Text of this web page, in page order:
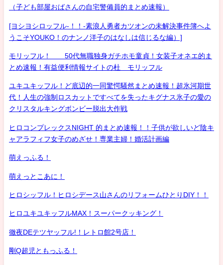
（子ども部屋おばさんの自宅警備員的まとめ速報）
[ヨシヨシロッフル-！！-素浪人勇者カツオンの未解決事件簿へよ
うこそYOUKO！のナンノ洋子のはなしは信じるな編）]
モリッフル！ 50代無職独身ガチホモ童貞！女装子オネエ的ま
とめ速報！有益便利情報サイトの杜 モリッフル
ユキユキッフル！ど底辺的一同驚愕騒然まとめ速報！超氷河期世
代！人生の強制ロスカットですべてを失ったキグナス氷子の愛の
クリスタルキングボンビー脱出大作戦
ヒロコンプレックスNIGHT 的まとめ速報！！子供が欲しいど陰キ
ャアラフィフ女子のめざせ！専業主婦！婚活計画編
萌えっふる！
萌えっとこあに！
ヒロシッフル！ヒロシデース山さんのリフォームひとりDIY！！
ヒロユキユキッフルMAX！スーパークッキング！
徹夜DEテツヤッフル!！レトロ館2号店！
剛Q超児ともっふる！